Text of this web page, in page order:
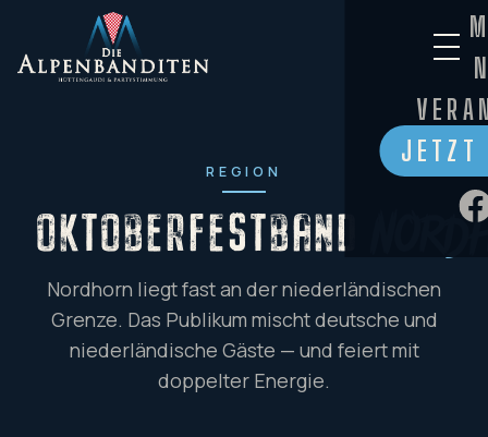
JETZT
REGION
OKTOBERFESTBAND
Nordhorn liegt fast an der niederländischen
Grenze. Das Publikum mischt deutsche und
niederländische Gäste — und feiert mit
doppelter Energie.